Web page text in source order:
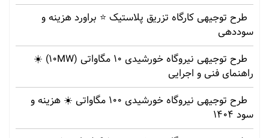
طرح توجیهی کارگاه تزریق پلاستیک ⭐ براورد هزینه و
سوددهی
طرح توجیهی نیروگاه خورشیدی 10 مگاواتی (10MW) ☀️
راهنمای فنی و اجرایی
طرح توجیهی نیروگاه خورشیدی 100 مگاواتی ☀️ هزینه‌ و
سود 1404